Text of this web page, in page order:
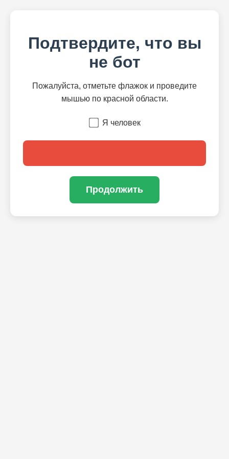
Подтвердите, что вы
не бот
Пожалуйста, отметьте флажок и проведите
мышью по красной области.
Я человек
Продолжить